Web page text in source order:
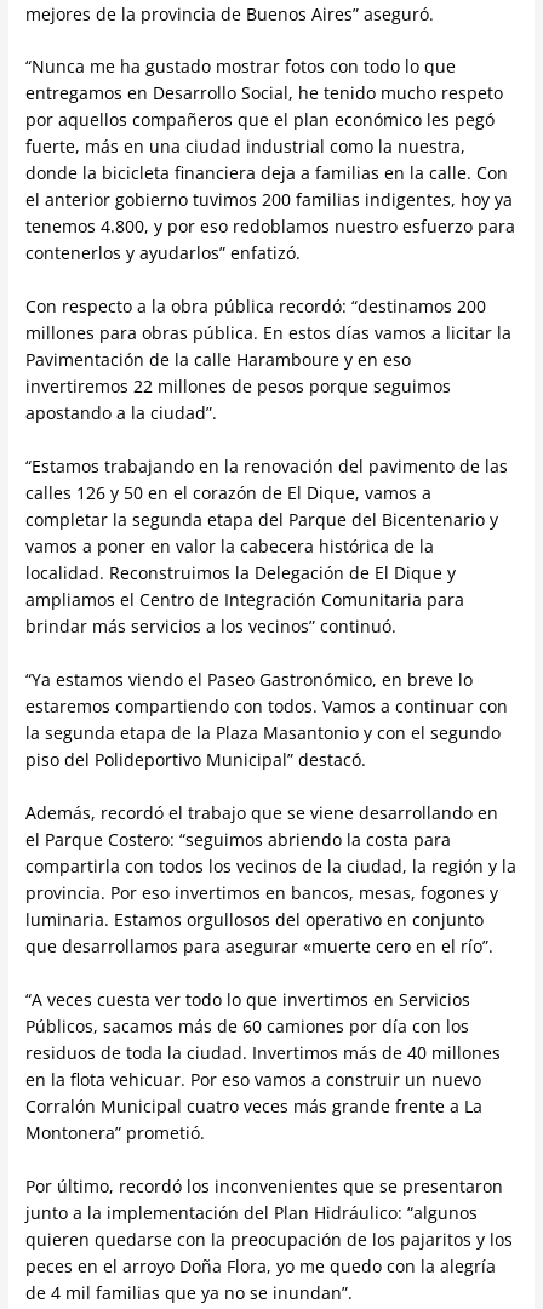
mejores de la provincia de Buenos Aires” aseguró.
“Nunca me ha gustado mostrar fotos con todo lo que
entregamos en Desarrollo Social, he tenido mucho respeto
por aquellos compañeros que el plan económico les pegó
fuerte, más en una ciudad industrial como la nuestra,
donde la bicicleta financiera deja a familias en la calle. Con
el anterior gobierno tuvimos 200 familias indigentes, hoy ya
tenemos 4.800, y por eso redoblamos nuestro esfuerzo para
contenerlos y ayudarlos” enfatizó.
Con respecto a la obra pública recordó: “destinamos 200
millones para obras pública. En estos días vamos a licitar la
Pavimentación de la calle Haramboure y en eso
invertiremos 22 millones de pesos porque seguimos
apostando a la ciudad”.
“Estamos trabajando en la renovación del pavimento de las
calles 126 y 50 en el corazón de El Dique, vamos a
completar la segunda etapa del Parque del Bicentenario y
vamos a poner en valor la cabecera histórica de la
localidad. Reconstruimos la Delegación de El Dique y
ampliamos el Centro de Integración Comunitaria para
brindar más servicios a los vecinos” continuó.
“Ya estamos viendo el Paseo Gastronómico, en breve lo
estaremos compartiendo con todos. Vamos a continuar con
la segunda etapa de la Plaza Masantonio y con el segundo
piso del Polideportivo Municipal” destacó.
Además, recordó el trabajo que se viene desarrollando en
el Parque Costero: “seguimos abriendo la costa para
compartirla con todos los vecinos de la ciudad, la región y la
provincia. Por eso invertimos en bancos, mesas, fogones y
luminaria. Estamos orgullosos del operativo en conjunto
que desarrollamos para asegurar «muerte cero en el río”.
“A veces cuesta ver todo lo que invertimos en Servicios
Públicos, sacamos más de 60 camiones por día con los
residuos de toda la ciudad. Invertimos más de 40 millones
en la flota vehicuar. Por eso vamos a construir un nuevo
Corralón Municipal cuatro veces más grande frente a La
Montonera” prometió.
Por último, recordó los inconvenientes que se presentaron
junto a la implementación del Plan Hidráulico: “algunos
quieren quedarse con la preocupación de los pajaritos y los
peces en el arroyo Doña Flora, yo me quedo con la alegría
de 4 mil familias que ya no se inundan”.